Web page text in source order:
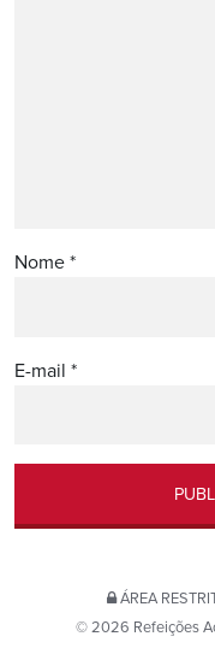
Nome *
E-mail *
ÁREA
© 2026 Refeições